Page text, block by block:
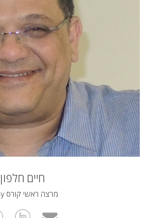
חיים חלפון
מרצה ראשי קורס eBay